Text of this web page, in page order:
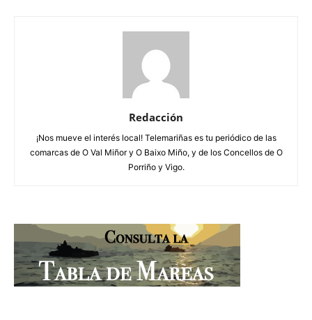
Redacción
¡Nos mueve el interés local! Telemariñas es tu periódico de las
comarcas de O Val Miñor y O Baixo Miño, y de los Concellos de O
Porriño y Vigo.